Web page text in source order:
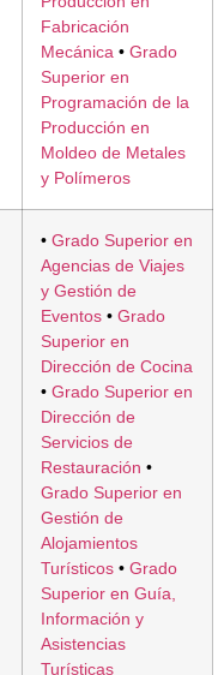
Fabricación
Mecánica • Grado
Superior en
Programación de la
Producción en
Moldeo de Metales
y Polímeros
• Grado Superior en
Agencias de Viajes
y Gestión de
Eventos • Grado
Superior en
Dirección de Cocina
• Grado Superior en
Dirección de
Servicios de
Restauración •
Grado Superior en
Gestión de
Alojamientos
Turísticos • Grado
Superior en Guía,
Información y
Asistencias
Turísticas